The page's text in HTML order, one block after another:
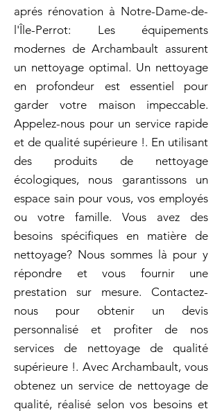
aprés rénovation à Notre-Dame-de-
l'Île-Perrot: Les équipements
modernes de Archambault assurent
un nettoyage optimal. Un nettoyage
en profondeur est essentiel pour
garder votre maison impeccable.
Appelez-nous pour un service rapide
et de qualité supérieure !. En utilisant
des produits de nettoyage
écologiques, nous garantissons un
espace sain pour vous, vos employés
ou votre famille. Vous avez des
besoins spécifiques en matière de
nettoyage? Nous sommes là pour y
répondre et vous fournir une
prestation sur mesure. Contactez-
nous pour obtenir un devis
personnalisé et profiter de nos
services de nettoyage de qualité
supérieure !. Avec Archambault, vous
obtenez un service de nettoyage de
qualité, réalisé selon vos besoins et